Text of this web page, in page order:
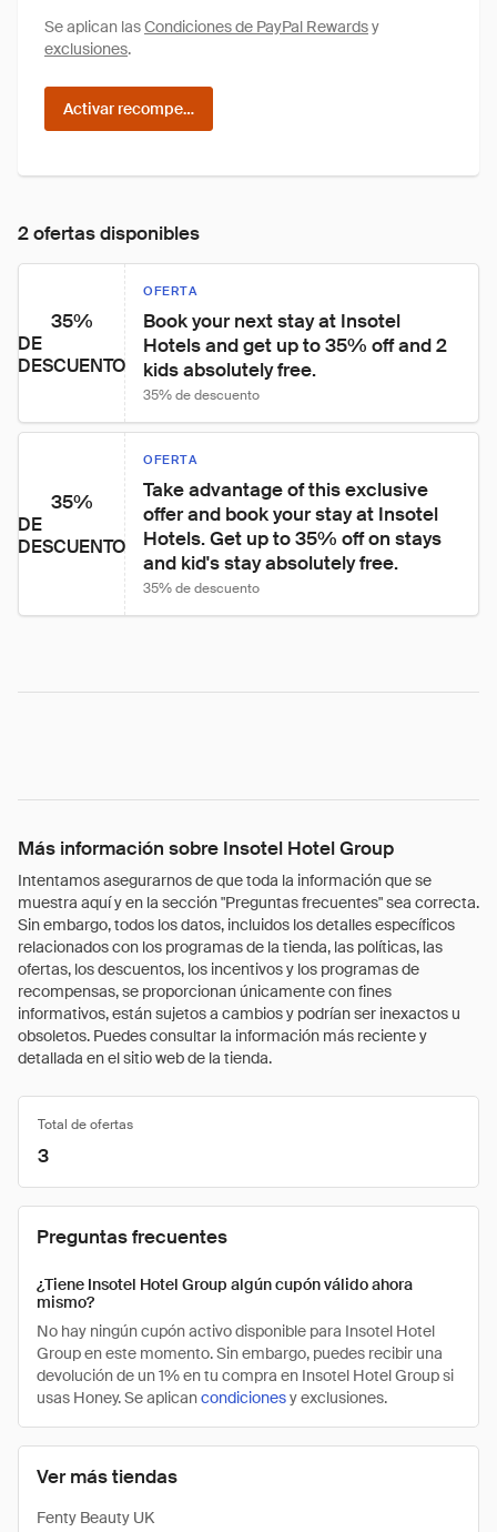
Se aplican lasCondiciones de PayPal Rewardsy
exclusiones.
Activar recompensas
2 ofertas disponibles
35%
DE
DESCUENTO
OFERTA
Book your next stay at Insotel
Hotels and get up to 35% off and 2
kids absolutely free.
35% de descuento
35%
DE
DESCUENTO
OFERTA
Take advantage of this exclusive
offer and book your stay at Insotel
Hotels. Get up to 35% off on stays
and kid's stay absolutely free.
35% de descuento
Más información sobre Insotel Hotel Group
Intentamos asegurarnos de que toda la información que se
muestra aquí y en la sección "Preguntas frecuentes" sea correcta.
Sin embargo, todos los datos, incluidos los detalles específicos
relacionados con los programas de la tienda, las políticas, las
ofertas, los descuentos, los incentivos y los programas de
recompensas, se proporcionan únicamente con fines
informativos, están sujetos a cambios y podrían ser inexactos u
obsoletos. Puedes consultar la información más reciente y
detallada en el sitio web de la tienda.
Ver más tiendas
Fenty Beauty UK
Total de ofertas
3
Preguntas frecuentes
¿Tiene Insotel Hotel Group algún cupón válido ahora
mismo?
No hay ningún cupón activo disponible para Insotel Hotel
Group en este momento. Sin embargo, puedes recibir una
devolución de un 1% en tu compra en Insotel Hotel Group si
usas Honey. Se aplicancondicionesy exclusiones.